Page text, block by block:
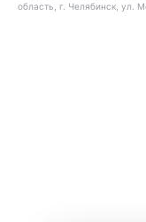
область, г. Челябинск, ул.